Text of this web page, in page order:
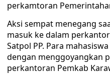
perkamtoran
Aksi sempat menegang
masuk ke dalam
Satpol PP. Para
dengan menggoyangkan
perkantoran Pemkab